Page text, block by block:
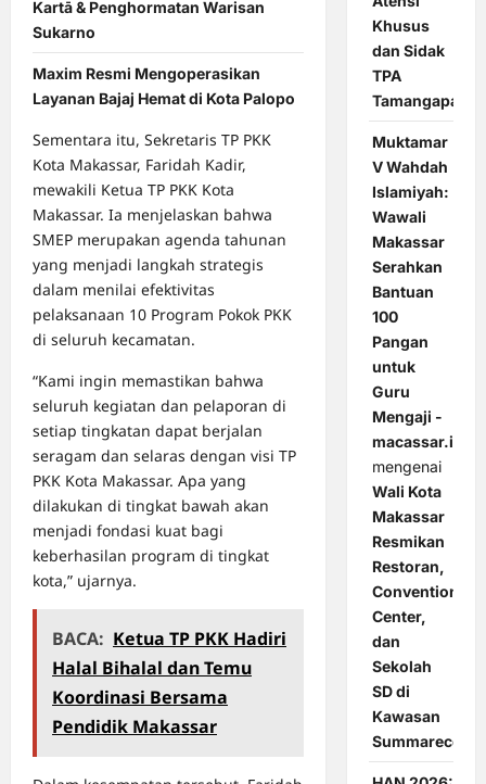
Kartā & Penghormatan Warisan
Sukarno
Maxim Resmi Mengoperasikan
Layanan Bajaj Hemat di Kota Palopo
Sementara itu, Sekretaris TP PKK
Kota Makassar, Faridah Kadir,
mewakili Ketua TP PKK Kota
Makassar. Ia menjelaskan bahwa
SMEP merupakan agenda tahunan
yang menjadi langkah strategis
dalam menilai efektivitas
pelaksanaan 10 Program Pokok PKK
di seluruh kecamatan.
“Kami ingin memastikan bahwa
seluruh kegiatan dan pelaporan di
setiap tingkatan dapat berjalan
seragam dan selaras dengan visi TP
PKK Kota Makassar. Apa yang
dilakukan di tingkat bawah akan
menjadi fondasi kuat bagi
keberhasilan program di tingkat
kota,” ujarnya.
BACA: Ketua TP PKK Hadiri
Halal Bihalal dan Temu
Koordinasi Bersama
Pendidik Makassar
Khusus
dan Sidak
TPA
Tamangapa
Muktamar
V Wahdah
Islamiyah:
Wawali
Makassar
Serahkan
Bantuan
100
Pangan
untuk
Guru
Mengaji -
macassar.id
mengenai
Wali Kota
Makassar
Resmikan
Restoran,
Convention
Center,
dan
Sekolah
SD di
Kawasan
Summarecon